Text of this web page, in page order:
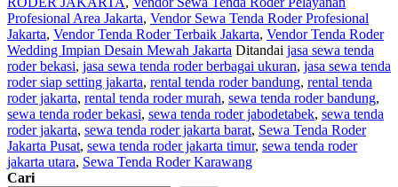
Profesional Area Jakarta, Vendor Sewa Tenda Roder Profesional
Jakarta, Vendor Tenda Roder Terbaik Jakarta, Vendor Tenda Roder
Wedding Impian Desain Mewah Jakarta Ditandai jasa sewa tenda
roder bekasi, jasa sewa tenda roder berbagai ukuran, jasa sewa tenda
roder siap setting jakarta, rental tenda roder bandung, rental tenda
roder jakarta, rental tenda roder murah, sewa tenda roder bandung,
sewa tenda roder bekasi, sewa tenda roder jabodetabek, sewa tenda
roder jakarta, sewa tenda roder jakarta barat, Sewa Tenda Roder
Jakarta Pusat, sewa tenda roder jakarta timur, sewa tenda roder
jakarta utara, Sewa Tenda Roder Karawang
Cari